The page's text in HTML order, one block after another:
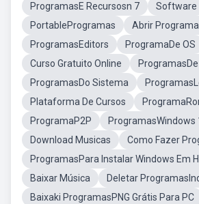
ProgramasE Recursosn 7
Software
PortableProgramas
Abrir
ProgramasEditors
ProgramaDe OS
Curso Gratuito Online
ProgramasDo Sistema
Plataforma De Cursos
ProgramaP2P
ProgramasWindows
Download Musicas
Como Fazer
ProgramasPara Instalar Windows Em
Baixar Música
Deletar
Baixaki ProgramasPNG Grátis Para PC